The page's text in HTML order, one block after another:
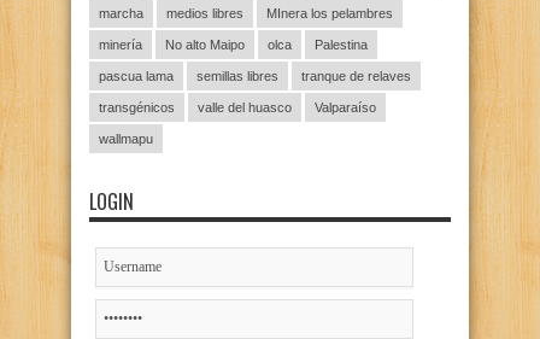
marcha medios libres MInera los pelambres
minería No alto Maipo olca Palestina
pascua lama semillas libres tranque de relaves
transgénicos valle del huasco Valparaíso
wallmapu
LOGIN